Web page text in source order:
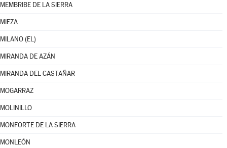
MEMBRIBE DE LA SIERRA
MIEZA
MILANO (EL)
MIRANDA DE AZÁN
MIRANDA DEL CASTAÑAR
MOGARRAZ
MOLINILLO
MONFORTE DE LA SIERRA
MONLEÓN